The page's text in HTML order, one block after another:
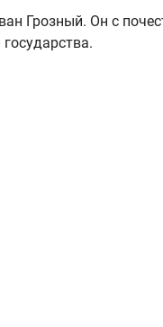
Грозный. Он с